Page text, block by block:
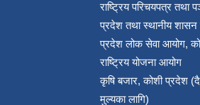
राष्ट्रिय परिचयपत्र तथा
प्रदेश तथा स्थानीय शासन
प्रदेश लोक सेवा आयोग,
राष्ट्रिय योजना आयोग
कृषि बजार, कोशी प्रदेश
मुल्यका लागि)